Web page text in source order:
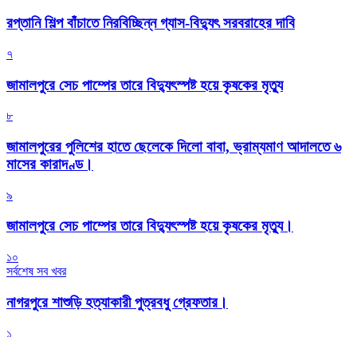
রপ্তানি শিল্প বাঁচাতে নিরবিচ্ছিন্ন গ্যাস-বিদ্যুৎ সরবরাহের দাবি
৭
জামালপুরে সেচ পাম্পের তারে বিদ্যুৎস্পষ্ট হয়ে কৃষকের মৃত্যু
৮
জামালপুরের পুলিশের হাতে ছেলেকে দিলো বাবা, ভ্রাম্যমাণ আদালতে ৬
মাসের কারাদণ্ড।
৯
জামালপুরে সেচ পাম্পের তারে বিদ্যুৎস্পষ্ট হয়ে কৃষকের মৃত্যু।
১০
সর্বশেষ সব খবর
নাগরপুরে শাশুড়ি হত্যাকারী পুত্রবধু গ্রেফতার।
১